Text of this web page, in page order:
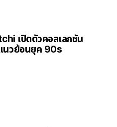
เปิดตัวคอลเลกชัน
วย้อนยุค 90s